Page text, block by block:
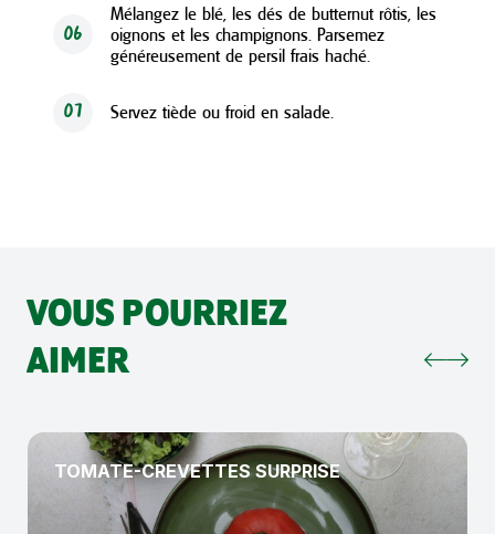
06
Mélangez le blé, les dés de butternut rôtis, les
oignons et les champignons. Parsemez
généreusement de persil frais haché.
07 Servez tiède ou froid en salade.
VOUS POURRIEZ
AIMER
TOMATE-CREVETTES SURPRISE